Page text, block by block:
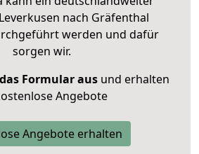
nach Gräfenthal
werden und dafür
sorgen wir.
Formular ausund erhalten
Angebote
Angebote erhalten